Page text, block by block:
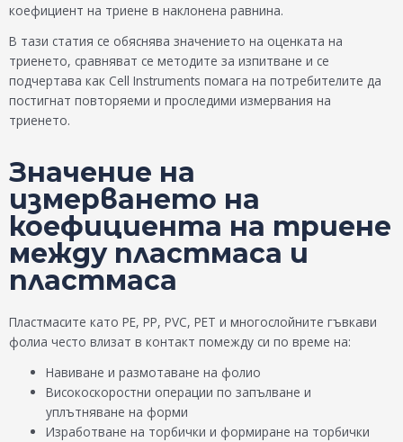
коефициент на триене в наклонена равнина.
В тази статия се обяснява значението на оценката на
триенето, сравняват се методите за изпитване и се
подчертава как Cell Instruments помага на потребителите да
постигнат повторяеми и проследими измервания на
триенето.
Значение на
измерването на
коефициента на триене
между пластмаса и
пластмаса
Пластмасите като PE, PP, PVC, PET и многослойните гъвкави
фолиа често влизат в контакт помежду си по време на:
Навиване и размотаване на фолио
Високоскоростни операции по запълване и
уплътняване на форми
Изработване на торбички и формиране на торбички